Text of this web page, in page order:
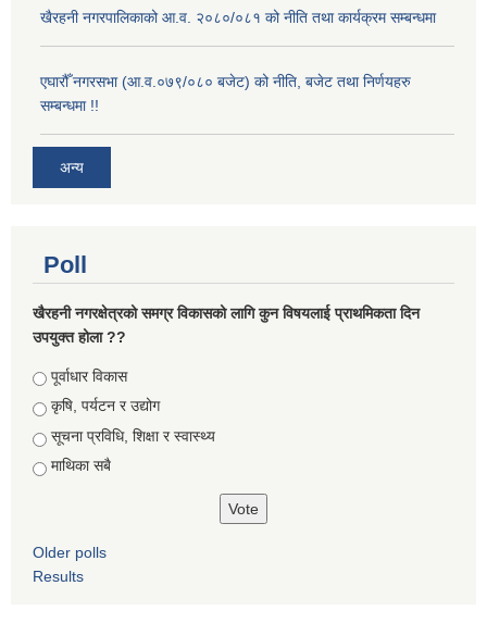
खैरहनी नगरपालिकाको आ.व. २०८०/०८१ को नीति तथा कार्यक्रम सम्बन्धमा
एघारौँ नगरसभा (आ.व.०७९/०८० बजेट) को नीति, बजेट तथा निर्णयहरु
सम्बन्धमा !!
अन्य
Poll
खैरहनी नगरक्षेत्रको समग्र विकासको लागि कुन विषयलाई प्राथमिकता दिन
उपयुक्त होला ??
Choices
पूर्वाधार विकास
कृषि, पर्यटन र उद्योग
सूचना प्रविधि, शिक्षा र स्वास्थ्य
माथिका सबै
Older polls
Results